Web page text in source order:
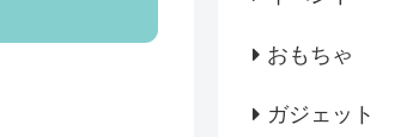
おもちゃ
ガジェット